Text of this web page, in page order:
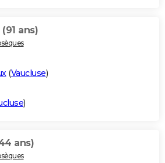
(91 ans)
(Vaucluse)
)
ans)